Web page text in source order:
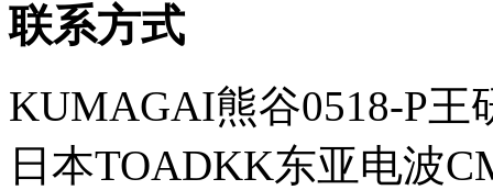
联系方式
KUMAGAI熊谷0518-P王
日本TOADKK东亚电波